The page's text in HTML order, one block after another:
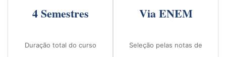
4 Semestres
Duração total do curso
Via ENEM
Seleção pelas notas de